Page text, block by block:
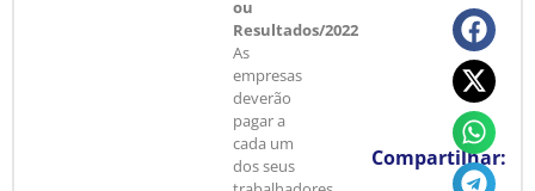
ou
Resultados/2022
As
empresas
deverão
pagar a
cada um
dos seus
Compartilhar: